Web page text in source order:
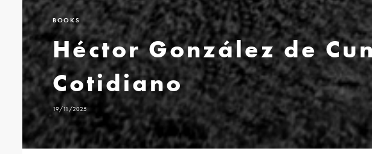
BOOKS
Héctor González de
Cotidiano
19/11/2025